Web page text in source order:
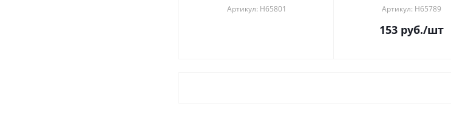
Артикул: H65801
Артикул: H65789
153руб./шт